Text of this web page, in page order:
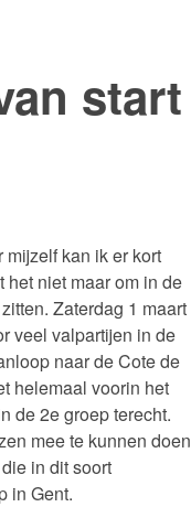
start
kan ik er kort
het niet maar om in de
Zaterdag 1 maart
veel valpartijen in de
naar de Cote de
helemaal voorin het
de 2e groep terecht.
mee te kunnen doen
in dit soort
in Gent.